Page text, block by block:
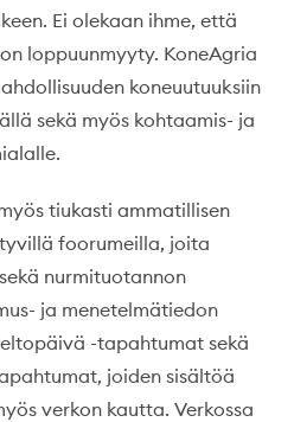
Ei olekaan ihme, että
loppuunmyyty. KoneAgria
koneuutuuksiin
sekä myös kohtaamis- ja
tiukasti ammatillisen
foorumeilla, joita
nurmituotannon
ja menetelmätiedon
-tapahtumat sekä
joiden sisältöä
verkon kautta. Verkossa